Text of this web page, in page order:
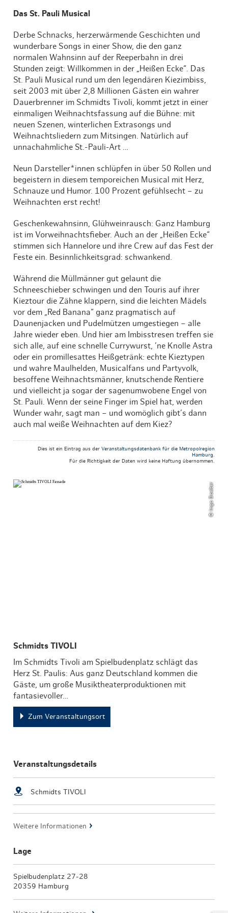
Das St. Pauli Musical
Derbe Schnacks, herzerwärmende Geschichten und
wunderbare Songs in einer Show, die den ganz
normalen Wahnsinn auf der Reeperbahn in drei
Stunden zeigt: Willkommen in der „Heißen Ecke“. Das
St. Pauli Musical rund um den legendären Kiezimbiss,
seit 2003 mit über 2,8 Millionen Gästen ein wahrer
Dauerbrenner im Schmidts Tivoli, kommt jetzt in einer
einmaligen Weihnachtsfassung auf die Bühne: mit
neuen Szenen, winterlichen Extrasongs und
Weihnachtsliedern zum Mitsingen. Natürlich auf
unnachahmliche St.-Pauli-Art …
Neun Darsteller*innen schlüpfen in über 50 Rollen und
begeistern in diesem temporeichen Musical mit Herz,
Schnauze und Humor. 100 Prozent gefühlsecht – zu
Weihnachten erst recht!
Geschenkewahnsinn, Glühweinrausch: Ganz Hamburg
ist im Vorweihnachtsfieber. Auch an der „Heißen Ecke“
stimmen sich Hannelore und ihre Crew auf das Fest der
Feste ein. Besinnlichkeitsgrad: schwankend.
Während die Müllmänner gut gelaunt die
Schneeschieber schwingen und den Touris auf ihrer
Kieztour die Zähne klappern, sind die leichten Mädels
vor dem „Red Banana“ ganz pragmatisch auf
Daunenjacken und Pudelmützen umgestiegen – alle
Jahre wieder eben. Und hier am Imbisstresen treffen sie
sich alle, auf eine schnelle Currywurst, ’ne Knolle Astra
oder ein promillesattes Heißgetränk: echte Kieztypen
und wahre Maulhelden, Musicalfans und Partyvolk,
besoffene Weihnachtsmänner, knutschende Rentiere
und vielleicht ja sogar der sagenumwobene Engel von
St. Pauli. Wenn der seine Finger im Spiel hat, werden
Wunder wahr, sagt man – und womöglich gibt’s dann
auch mal weiße Weihnachten auf dem Kiez?
Dies ist ein Eintrag aus der Veranstaltungsdatenbank für die Metropolregion
Hamburg.
Für die Richtigkeit der Daten wird keine Haftung übernommen.
© Ingo Boelter
Schmidts TIVOLI
Im Schmidts Tivoli am Spielbudenplatz schlägt das
Herz St. Paulis: Aus ganz Deutschland kommen die
Gäste, um große Musiktheaterproduktionen mit
fantasievoller…
Zum Veranstaltungsort
Veranstaltungsdetails
Schmidts TIVOLI
Weitere Informationen
Lage
Spielbudenplatz 27-28
20359 Hamburg